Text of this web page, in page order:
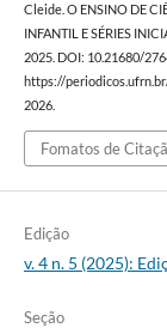
Cleide. O ENSINO DE
INFANTIL E SÉRIES
2025. DOI: 10.21680/
https://
2026.
Fomatos de
Edição
v. 4 n. 5 (2025):
Seção